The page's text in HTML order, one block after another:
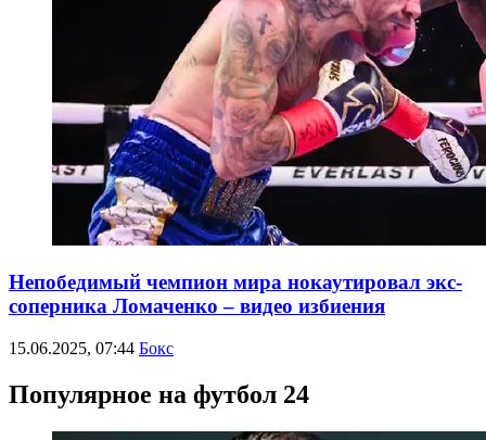
Непобедимый чемпион мира нокаутировал экс-
соперника Ломаченко – видео избиения
15.06.2025, 07:44 Бокс
Популярное на футбол 24